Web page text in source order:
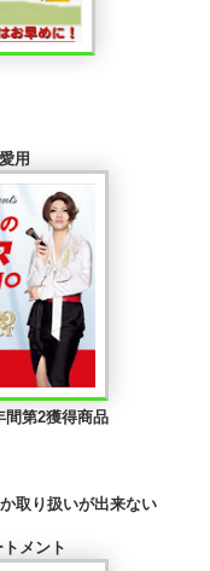
用
間第2獲得商品
取り扱いが出来ない
メント